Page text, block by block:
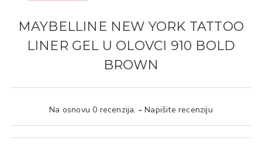
MAYBELLINE NEW YORK TATTOO
LINER GEL U OLOVCI 910 BOLD
BROWN
Na osnovu 0 recenzija. - Napišite recenziju